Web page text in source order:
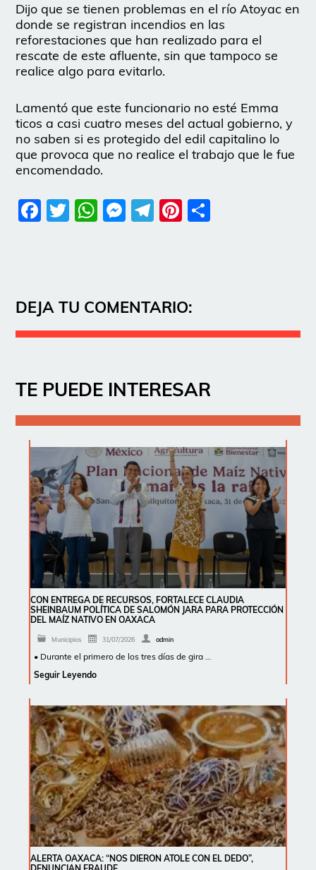
Dijo que se tienen problemas en el río Atoyac en
donde se registran incendios en las
reforestaciones que han realizado para el
rescate de este afluente, sin que tampoco se
realice algo para evitarlo.
Lamentó que este funcionario no esté Emma
ticos a casi cuatro meses del actual gobierno, y
no saben si es protegido del edil capitalino lo
que provoca que no realice el trabajo que le fue
encomendado.
Facebook
Twitter
WhatsApp
Messenger
Telegram
Pinterest
DEJA TU COMENTARIO:
TE PUEDE INTERESAR
CON ENTREGA DE RECURSOS, FORTALECE CLAUDIA
SHEINBAUM POLÍTICA DE SALOMÓN JARA PARA PROTECCIÓN
DEL MAÍZ NATIVO EN OAXACA
Municipios 31/07/2026 admin
• Durante el primero de los tres días de gira …
Seguir Leyendo
ALERTA OAXACA: “NOS DIERON ATOLE CON EL DEDO”,